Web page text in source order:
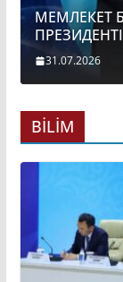
МЕМЛЕКЕТ
31.07.2026
BİLİM